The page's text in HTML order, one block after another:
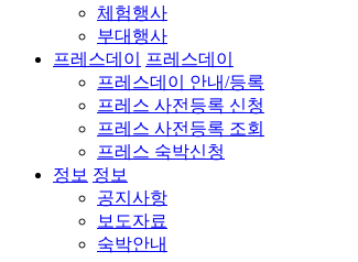
체험행사
부대행사
프레스데이
프레스데이
프레스데이 안내/등록
프레스 사전등록 신청
프레스 사전등록 조회
프레스 숙박신청
정보 정보
공지사항
보도자료
숙박안내